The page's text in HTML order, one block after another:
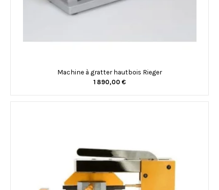
Machine à gratter hautbois Rieger
1 890,00 €